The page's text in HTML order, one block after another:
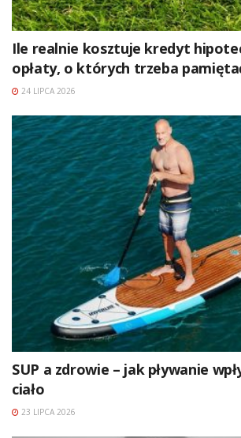
Ile realnie kosztuje kredyt
opłaty, o których trzeba
24 LIPCA 2026
SUP a zdrowie – jak pływanie
ciało
23 LIPCA 2026